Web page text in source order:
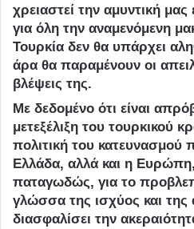
χρειαστεί την αμυντική
για όλη την αναμενόμενη
Τουρκία δεν θα υπάρχει
άρα θα παραμένουν οι
βλέψεις της.
Με δεδομένο ότι είναι
μετεξέλιξη του τουρκικού
πολιτική του κατευνασμού
Ελλάδα, αλλά και η
παταγωδώς, για το
γλώσσα της ισχύος και
διασφαλίσει την